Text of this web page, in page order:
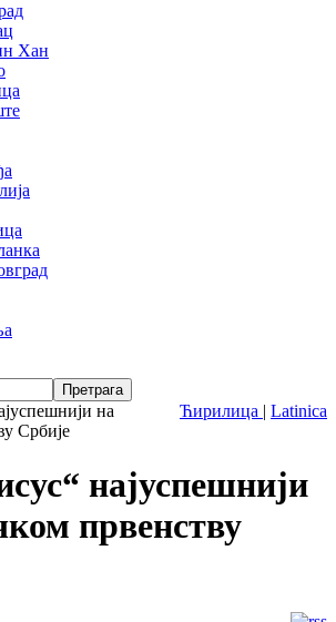
Хан
Ћирилица | Latinica
на
Србије
најуспешнији
првенству